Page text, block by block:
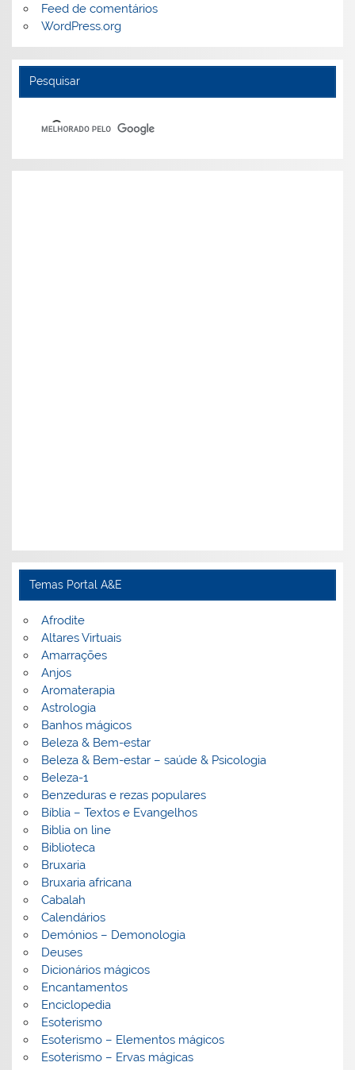
Feed de comentários
WordPress.org
Pesquisar
Temas Portal A&E
Afrodite
Altares Virtuais
Amarrações
Anjos
Aromaterapia
Astrologia
Banhos mágicos
Beleza & Bem-estar
Beleza & Bem-estar – saúde & Psicologia
Beleza-1
Benzeduras e rezas populares
Bíblia – Textos e Evangelhos
Biblia on line
Biblioteca
Bruxaria
Bruxaria africana
Cabalah
Calendários
Demónios – Demonologia
Deuses
Dicionários mágicos
Encantamentos
Enciclopedia
Esoterismo
Esoterismo – Elementos mágicos
Esoterismo – Ervas mágicas